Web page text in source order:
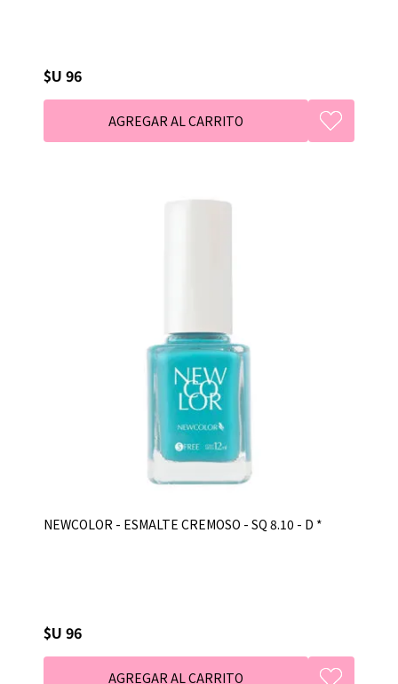
$U 96
NEWCOLOR - ESMALTE CREMOSO - SQ 8.10 - D *
$U 96